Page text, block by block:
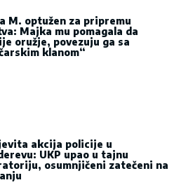
M. optužen za pripremu
Majka mu pomagala da
oružje, povezuju ga sa
klanom“
akcija policije u
UKP upao u tajnu
osumnjičeni zatečeni na